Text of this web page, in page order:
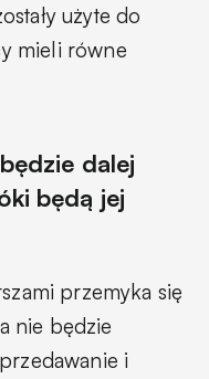
użyte do
mieli równe
dalej
będą jej
przemyka się
nie będzie
i